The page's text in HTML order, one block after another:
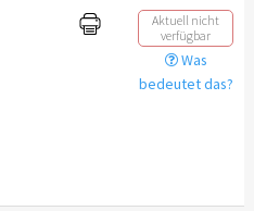
Aktuell nicht
verfügbar
Was
bedeutet das?